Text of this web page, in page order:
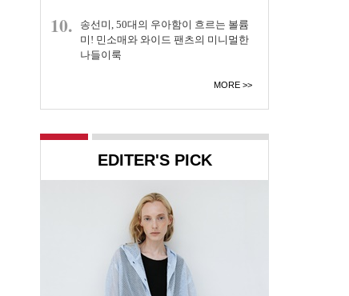
10.
송선미, 50대의 우아함이 흐르는 볼륨
미! 민소매와 와이드 팬츠의 미니멀한
나들이룩
MORE
EDITER'S PICK